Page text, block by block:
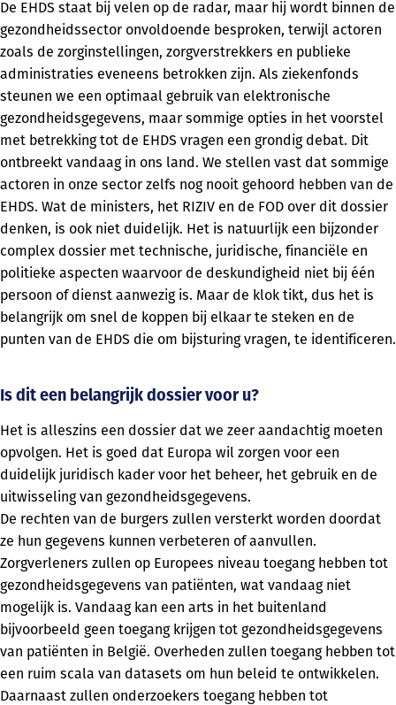
De EHDS staat bij velen op de radar, maar hij wordt binnen de
gezondheidssector onvoldoende besproken, terwijl actoren
zoals de zorginstellingen, zorgverstrekkers en publieke
administraties eveneens betrokken zijn. Als ziekenfonds
steunen we een optimaal gebruik van elektronische
gezondheidsgegevens, maar sommige opties in het voorstel
met betrekking tot de EHDS vragen een grondig debat. Dit
ontbreekt vandaag in ons land. We stellen vast dat sommige
actoren in onze sector zelfs nog nooit gehoord hebben van de
EHDS. Wat de ministers, het RIZIV en de FOD over dit dossier
denken, is ook niet duidelijk. Het is natuurlijk een bijzonder
complex dossier met technische, juridische, financiële en
politieke aspecten waarvoor de deskundigheid niet bij één
persoon of dienst aanwezig is. Maar de klok tikt, dus het is
belangrijk om snel de koppen bij elkaar te steken en de
punten van de EHDS die om bijsturing vragen, te identificeren.
Is dit een belangrijk dossier voor u?
Het is alleszins een dossier dat we zeer aandachtig moeten
opvolgen. Het is goed dat Europa wil zorgen voor een
duidelijk juridisch kader voor het beheer, het gebruik en de
uitwisseling van gezondheidsgegevens.
De rechten van de burgers zullen versterkt worden doordat
ze hun gegevens kunnen verbeteren of aanvullen.
Zorgverleners zullen op Europees niveau toegang hebben tot
gezondheidsgegevens van patiënten, wat vandaag niet
mogelijk is. Vandaag kan een arts in het buitenland
bijvoorbeeld geen toegang krijgen tot gezondheidsgegevens
van patiënten in België. Overheden zullen toegang hebben tot
een ruim scala van datasets om hun beleid te ontwikkelen.
Daarnaast zullen onderzoekers toegang hebben tot